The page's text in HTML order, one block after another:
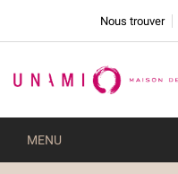
Nous trouver
MENU